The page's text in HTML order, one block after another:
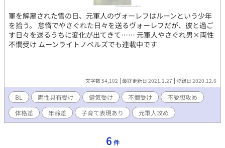
軍を解雇された雪の日、元軍人のヴォーレフはルーンという少年
を拾う。 怠惰でやさぐれた日々を送るヴォーレフだが、彼と過ご
す日々を送るうちに変化が出てきて…… 元軍人やさぐれ男×両性
不憫受け ムーンライトノベルズでも連載中です
文字数 54,102 最終更新日 2021.1.27 登録日 2020.12.6
BL 両性具有受け 健気受け 不憫受け
不愛想攻め
体格差
年齢差 子育て表現あり 元軍人攻め
6 件